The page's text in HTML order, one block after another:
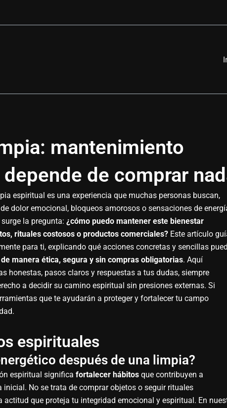
mantenimiento
de comprar
espiritual es una experiencia que muchas personas buscan,
dolor emocional, bloqueos amorosos o sensaciones de
la pregunta: ¿cómo puedo mantener este bienestar
rituales costosos o productos comerciales? Este artículo
para ti, explicando qué acciones concretas y sencillas
manera ética, segura y sin compras obligatorias. Aquí
honestas, pasos claros y respuestas a tus dudas, siempre
a decidir su camino espiritual sin presiones externas. Si
que te ayudarán a proteger y fortalecer tu campo
espirituales
después de una limpia?
espiritual significa fortalecer hábitos que contribuyen a
No se trata de comprar objetos o seguir rituales
actitud que proteja tu integridad emocional y espiritual. En